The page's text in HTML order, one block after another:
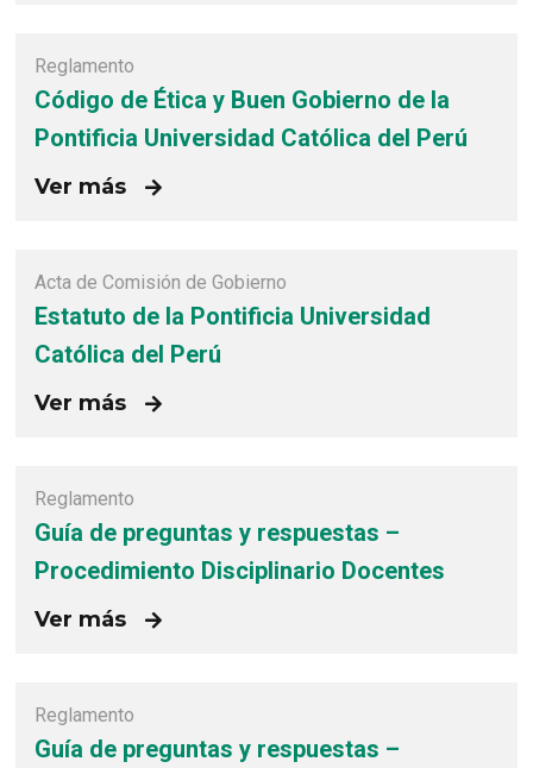
Reglamento
Código de Ética y Buen Gobierno de la
Pontificia Universidad Católica del Perú
Ver más
Acta de Comisión de Gobierno
Estatuto de la Pontificia Universidad
Católica del Perú
Ver más
Reglamento
Guía de preguntas y respuestas –
Procedimiento Disciplinario Docentes
Ver más
Reglamento
Guía de preguntas y respuestas –